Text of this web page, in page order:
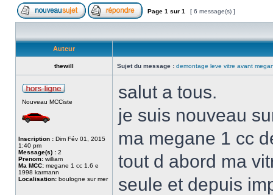
Page 1 sur 1 [ 6 message(s) ]
Auteur
thewill Sujet du message : demontage leve vitre avant
Nouveau MCCiste
Inscription : Dim Fév 01, 2015
1:40 pm
Message(s) : 2
Prenom: william
Ma MCC: megane 1 cc 1.6 e
1998 karmann
Localisation: boulogne sur mer
salut a tous.
je suis nouveau
ma megane 1 cc
tout d abord ma
seule et depuis